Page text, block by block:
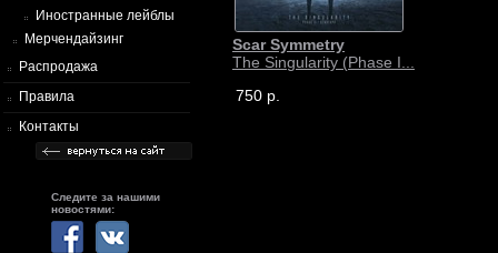
Иностранные лейблы
Мерчендайзинг
Распродажа
Правила
Контакты
Следите за нашими
новостями:
Scar Symmetry
The Singularity (Phase I...
750 р.